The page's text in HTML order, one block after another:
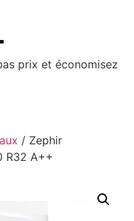
prix et économisez
/ Zephir
R32 A++